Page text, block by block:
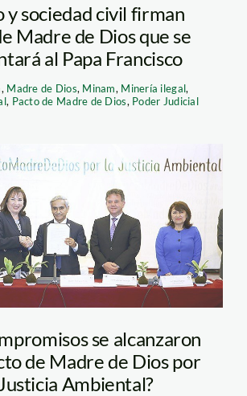
y sociedad civil firman
Madre de Dios que se
al Papa Francisco
, Madre de Dios, Minam, Minería ilegal,
, Pacto de Madre de Dios, Poder Judicial
se alcanzaron
de Madre de Dios por
Ambiental?